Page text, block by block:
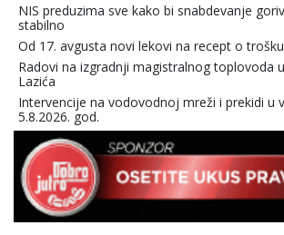
NIS preduzima sve kako bi snabdevanje
stabilno
Od 17. avgusta novi lekovi na recept o
Radovi na izgradnji magistralnog toplovoda
Lazića
Intervencije na vodovodnoj mreži i prekidi u
5.8.2026. god.